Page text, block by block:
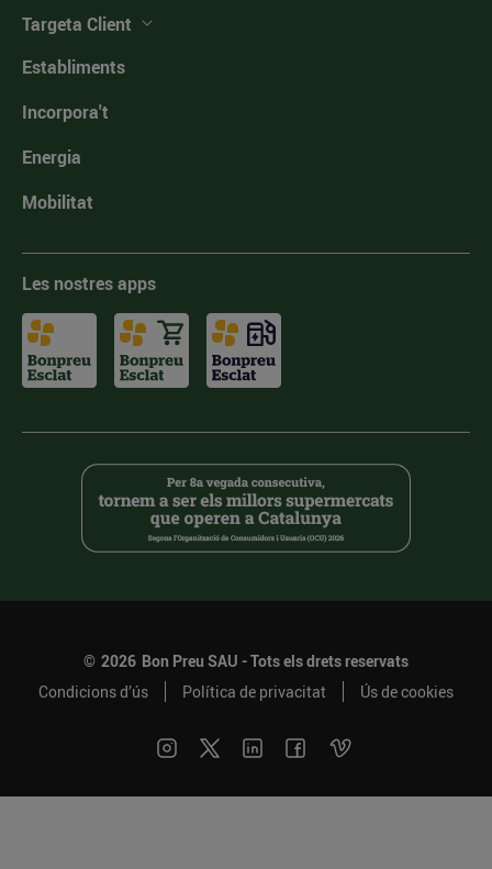
Targeta Client
Establiments
Incorpora't
Energia
Mobilitat
Les nostres apps
© 2026 Bon Preu SAU - Tots els drets reservats
Condicions d’ús
Política de privacitat Ús de cookies